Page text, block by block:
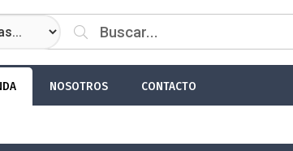
Compartir por email
NOSOTROS CONTACTO